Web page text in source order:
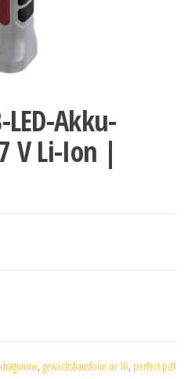
Akku-
V Li-Ion |
dragunow, gewächshausfolie uv 10, perfect pdf